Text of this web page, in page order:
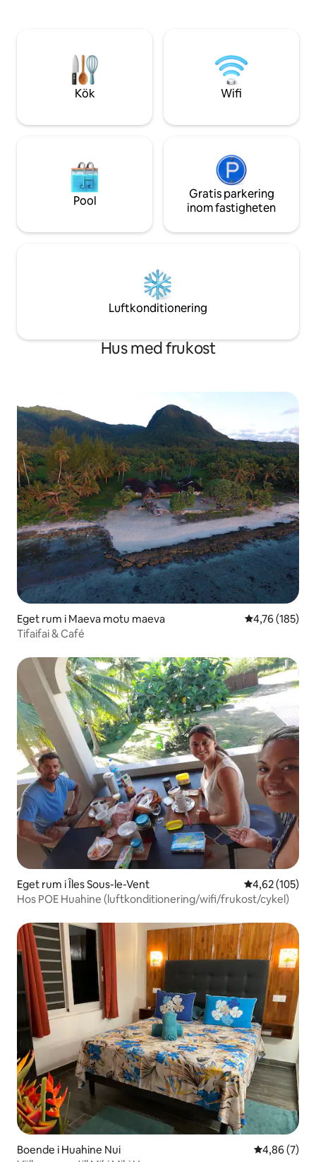
”El_barco_amarillo”, kontrollera var vi är
innan du bokar.
vackra aperitifer
njut av
Kök Wifi
Pool
Gratis parkering
inom fastigheten
Luftkonditionering
Hus med frukost
Eget rum i Maeva motu maeva 4,76 av 5 i
4,76 (185)
Tifaifai & Café
Eget rum i Îles Sous-le-Vent 4,62 av 5 i
4,62 (105)
Hos POE Huahine (luftkonditionering/wifi/frukost/cykel)
Boende i Huahine Nui 4,86 av 5 i
4,86 (7)